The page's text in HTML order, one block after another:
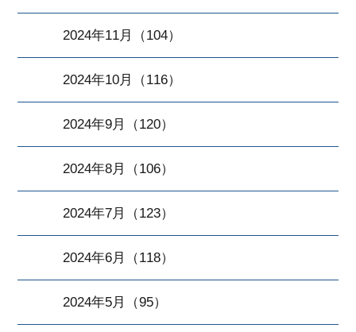
2024年11月（104）
2024年10月（116）
2024年9月（120）
2024年8月（106）
2024年7月（123）
2024年6月（118）
2024年5月（95）